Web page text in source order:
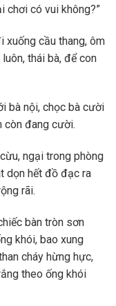
chơi có vui không?”
xuống cầu thang, ôm
thái bà, để con
bà nội, chọc bà cười
còn đang cười.
ngại trong phòng
dọn hết đồ đạc ra
rãi.
bàn tròn sơn
khói, bao xung
cháy hừng hực,
theo ống khói